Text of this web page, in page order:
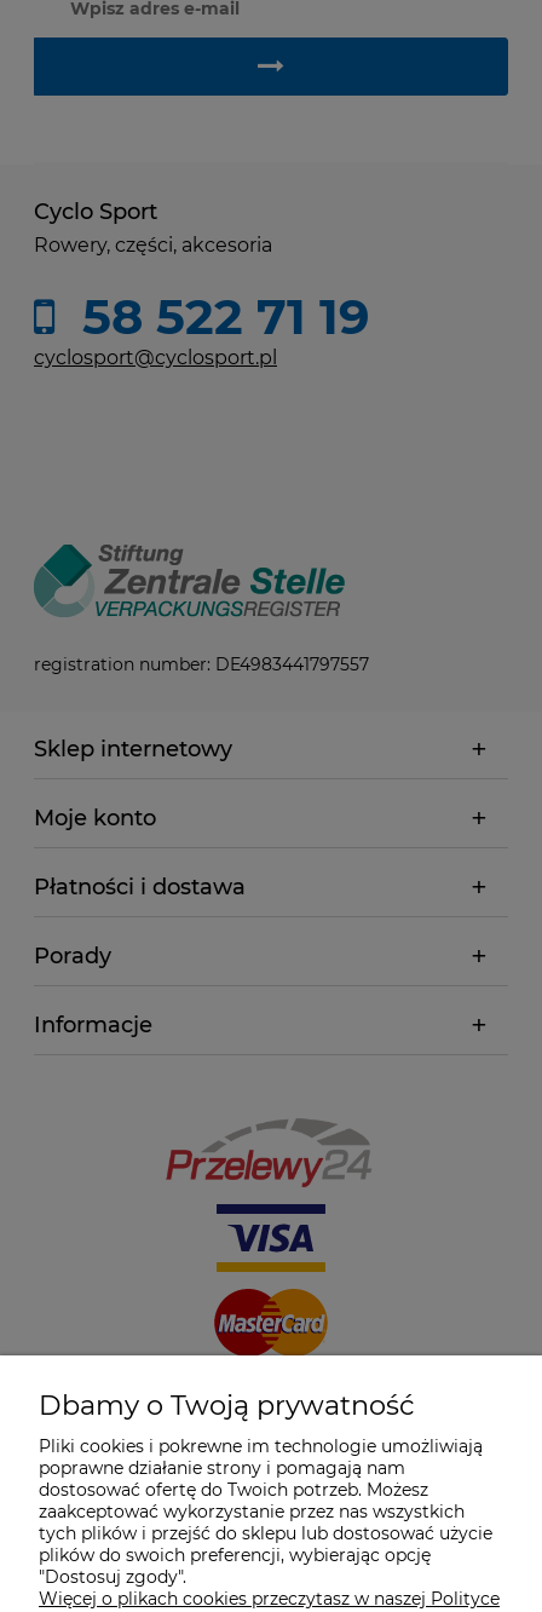
Cyclo Sport
Rowery, części, akcesoria
58 522 71 19
cyclosport@cyclosport.pl
registration number: DE4983441797557
Sklep internetowy
Moje konto
Płatności i dostawa
Porady
Informacje
Dbamy o Twoją prywatność
Pliki cookies i pokrewne im technologie umożliwiają
poprawne działanie strony i pomagają nam
dostosować ofertę do Twoich potrzeb. Możesz
zaakceptować wykorzystanie przez nas wszystkich
tych plików i przejść do sklepu lub dostosować użycie
plików do swoich preferencji, wybierając opcję
"Dostosuj zgody".
Więcej o plikach cookies przeczytasz w naszej Polityce